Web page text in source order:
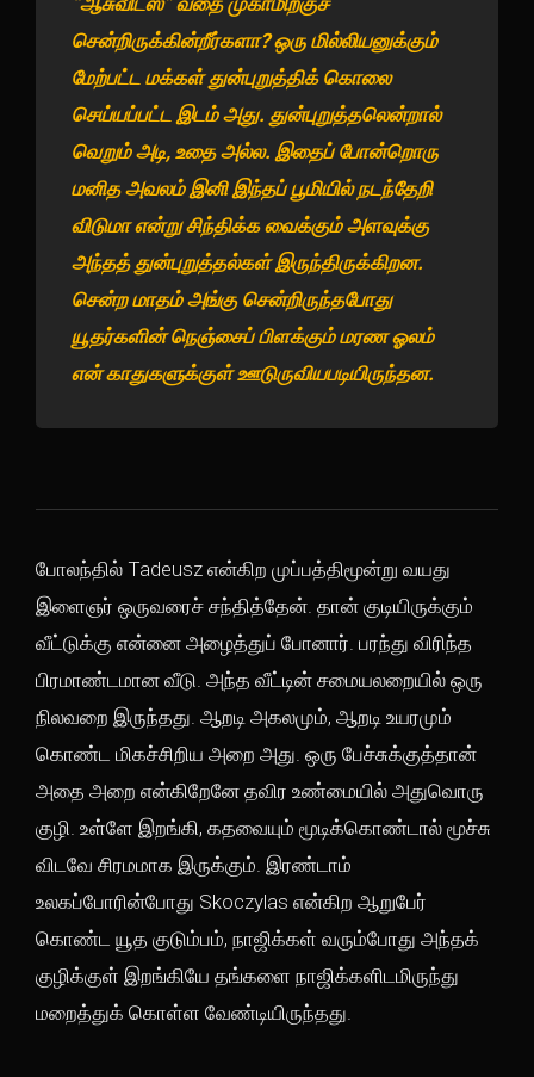
சென்றிருக்கின்றீர்களா? ஒரு மில்லியனுக்கும்
மேற்பட்ட மக்கள் துன்புறுத்திக் கொலை
செய்யப்பட்ட இடம் அது. துன்புறுத்தலென்றால்
வெறும் அடி, உதை அல்ல. இதைப் போன்றொரு
மனித அவலம் இனி இந்தப் பூமியில் நடந்தேறி
விடுமா என்று சிந்திக்க வைக்கும் அளவுக்கு
அந்தத் துன்புறுத்தல்கள் இருந்திருக்கிறன.
சென்ற மாதம் அங்கு சென்றிருந்தபோது
யூதர்களின் நெஞ்சைப் பிளக்கும் மரண ஓலம்
என் காதுகளுக்குள் ஊடுருவியபடியிருந்தன.
போலந்தில் Tadeusz என்கிற முப்பத்திமூன்று வயது
இளைஞர் ஒருவரைச் சந்தித்தேன். தான் குடியிருக்கும்
வீட்டுக்கு என்னை அழைத்துப் போனார். பரந்து விரிந்த
பிரமாண்டமான வீடு. அந்த வீட்டின் சமையலறையில் ஒரு
நிலவறை இருந்தது. ஆறடி அகலமும், ஆறடி உயரமும்
கொண்ட மிகச்சிறிய அறை அது. ஒரு பேச்சுக்குத்தான்
அதை அறை என்கிறேனே தவிர உண்மையில் அதுவொரு
குழி. உள்ளே இறங்கி, கதவையும் மூடிக்கொண்டால் மூச்சு
விடவே சிரமமாக இருக்கும். இரண்டாம்
உலகப்போரின்போது Skoczylas என்கிற ஆறுபேர்
கொண்ட யூத குடும்பம், நாஜிக்கள் வரும்போது அந்தக்
குழிக்குள் இறங்கியே தங்களை நாஜிக்களிடமிருந்து
மறைத்துக் கொள்ள வேண்டியிருந்தது.